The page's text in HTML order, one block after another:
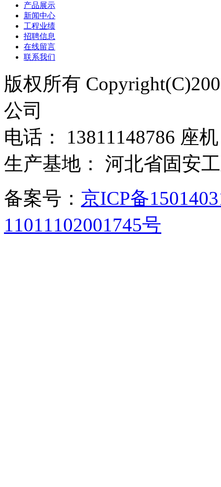
产品展示
新闻中心
工程业绩
招聘信息
在线留言
联系我们
版权所有
公司
电话： 13811148786 座
生产基地： 河北省固
备案号： 京ICP备
11011102001745号